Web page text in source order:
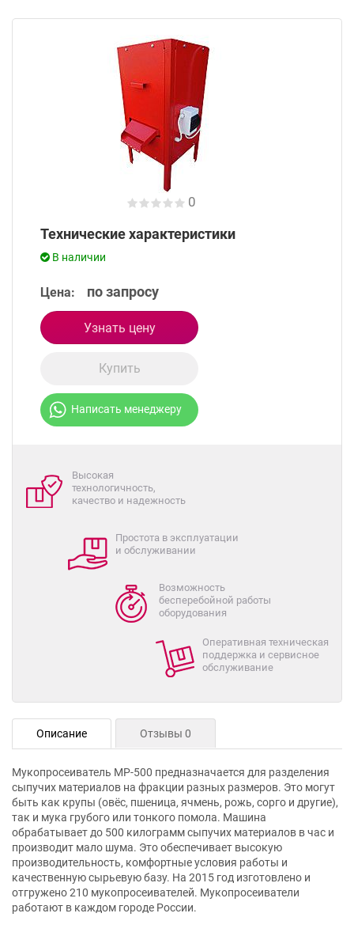
0
Технические характеристики
В наличии
Цена: по запросу
Узнать цену
Купить
Написать менеджеру
Высокая
технологичность,
качество и надежность
Простота в эксплуатации
и обслуживании
Возможность
бесперебойной работы
оборудования
Оперативная техническая
поддержка и сервисное
обслуживание
Описание Отзывы 0
Мукопросеиватель МР-500 предназначается для разделения
сыпучих материалов на фракции разных размеров. Это могут
быть как крупы (овёс, пшеница, ячмень, рожь, сорго и другие),
так и мука грубого или тонкого помола. Машина
обрабатывает до 500 килограмм сыпучих материалов в час и
производит мало шума. Это обеспечивает высокую
производительность, комфортные условия работы и
качественную сырьевую базу. На 2015 год изготовлено и
отгружено 210 мукопросеивателей. Мукопросеиватели
работают в каждом городе России.